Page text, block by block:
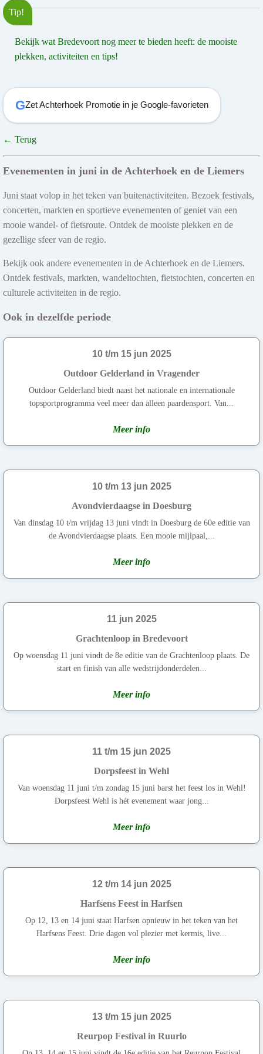
Tip!
Bekijk wat Bredevoort nog meer te bieden heeft: de mooiste
plekken, activiteiten en tips!
GZet Achterhoek Promotie in je Google-favorieten
← Terug
Evenementen in juni in de Achterhoek en de Liemers
Juni staat volop in het teken van buitenactiviteiten. Bezoek festivals,
concerten, markten en sportieve evenementen of geniet van een
mooie wandel- of fietsroute. Ontdek de mooiste plekken en de
gezellige sfeer van de regio.
Bekijk ook andere evenementen in de Achterhoek en de Liemers.
Ontdek festivals, markten, wandeltochten, fietstochten, concerten en
culturele activiteiten in de regio.
Ook in dezelfde periode
10 t/m 15 jun 2025
Outdoor Gelderland in Vragender
Outdoor Gelderland biedt naast het nationale en internationale
topsportprogramma veel meer dan alleen paardensport. Van...
Meer info
10 t/m 13 jun 2025
Avondvierdaagse in Doesburg
Van dinsdag 10 t/m vrijdag 13 juni vindt in Doesburg de 60e editie van
de Avondvierdaagse plaats. Een mooie mijlpaal,...
Meer info
11 jun 2025
Grachtenloop in Bredevoort
Op woensdag 11 juni vindt de 8e editie van de Grachtenloop plaats. De
start en finish van alle wedstrijdonderdelen...
Meer info
11 t/m 15 jun 2025
Dorpsfeest in Wehl
Van woensdag 11 juni t/m zondag 15 juni barst het feest los in Wehl!
Dorpsfeest Wehl is hét evenement waar jong...
Meer info
12 t/m 14 jun 2025
Harfsens Feest in Harfsen
Op 12, 13 en 14 juni staat Harfsen opnieuw in het teken van het
Harfsens Feest. Drie dagen vol plezier met kermis, live...
Meer info
13 t/m 15 jun 2025
Reurpop Festival in Ruurlo